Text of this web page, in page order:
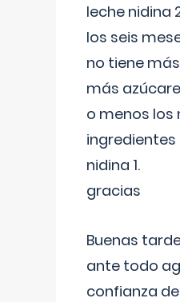
leche nidina
los seis
no tiene
más
o menos los
ingredientes
nidina 1.
gracias
Buenas
ante todo
confianza